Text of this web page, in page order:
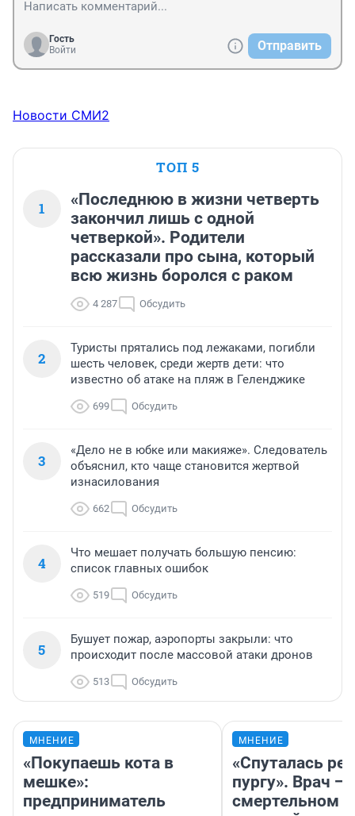
Гость
Войти
Отправить
Новости СМИ2
ТОП 5
1
«Последнюю в жизни четверть
закончил лишь с одной
четверкой». Родители
рассказали про сына, который
всю жизнь боролся с раком
4 287 Обсудить
2
Туристы прятались под лежаками, погибли
шесть человек, среди жертв дети: что
известно об атаке на пляж в Геленджике
699 Обсудить
3
«Дело не в юбке или макияже». Следователь
объяснил, кто чаще становится жертвой
изнасилования
662 Обсудить
4
Что мешает получать большую пенсию:
список главных ошибок
519 Обсудить
5
Бушует пожар, аэропорты закрыли: что
происходит после массовой атаки дронов
513 Обсудить
МНЕНИЕ
«Покупаешь кота в
мешке»:
предприниматель
МНЕНИЕ
«Спуталась
пургу». Врач —
смертельном